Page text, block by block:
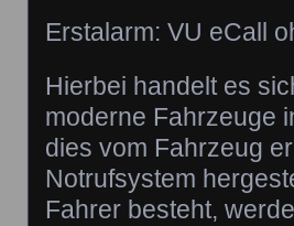
Erstalarm: VU eCall
Hierbei handelt es
moderne Fahrzeuge
dies vom Fahrzeug
Notrufsystem
Fahrer besteht,